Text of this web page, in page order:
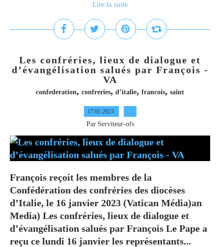
Lire la suite
Les confréries, lieux de dialogue et
d’évangélisation salués par François -
VA
confederation, confreries, d’italie, francois, saint
17.01.2023 …
Par Serviteur-ofs
François reçoit les membres de la
Confédération des confréries des diocèses
d’Italie, le 16 janvier 2023 (Vatican Média)an
Media) Les confréries, lieux de dialogue et
d’évangélisation salués par François Le Pape a
reçu ce lundi 16 janvier les représentants...